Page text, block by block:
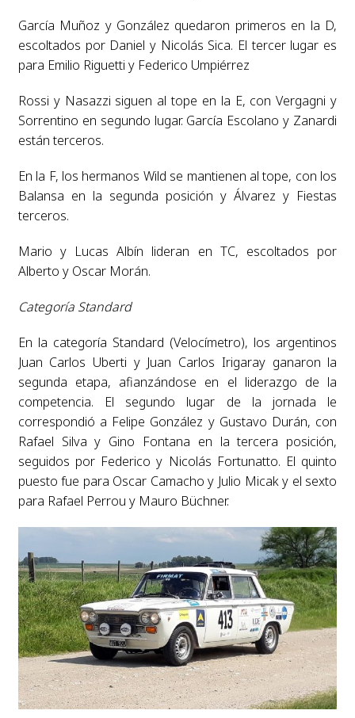
García Muñoz y González quedaron primeros en la D,
escoltados por Daniel y Nicolás Sica. El tercer lugar es
para Emilio Riguetti y Federico Umpiérrez
Rossi y Nasazzi siguen al tope en la E, con Vergagni y
Sorrentino en segundo lugar. García Escolano y Zanardi
están terceros.
En la F, los hermanos Wild se mantienen al tope, con los
Balansa en la segunda posición y Álvarez y Fiestas
terceros.
Mario y Lucas Albín lideran en TC, escoltados por
Alberto y Oscar Morán.
Categoría Standard
En la categoría Standard (Velocímetro), los argentinos
Juan Carlos Uberti y Juan Carlos Irigaray ganaron la
segunda etapa, afianzándose en el liderazgo de la
competencia. El segundo lugar de la jornada le
correspondió a Felipe González y Gustavo Durán, con
Rafael Silva y Gino Fontana en la tercera posición,
seguidos por Federico y Nicolás Fortunatto. El quinto
puesto fue para Oscar Camacho y Julio Micak y el sexto
para Rafael Perrou y Mauro Büchner.